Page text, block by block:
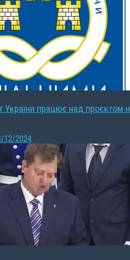
України працює над проєктом
12/2024